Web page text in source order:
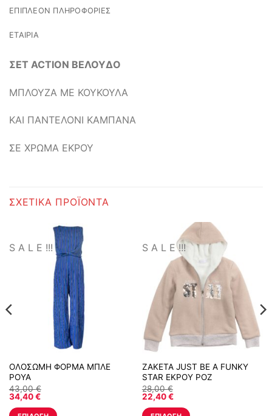
ΕΠΙΠΛΈΟΝ ΠΛΗΡΟΦΟΡΊΕΣ
ΕΤΑΙΡΊΑ
ΣΕΤ ACTION ΒΕΛΟΥΔΟ
ΜΠΛΟΥΖΑ ΜΕ ΚΟΥΚΟΥΛΑ
ΚΑΙ ΠΑΝΤΕΛΟΝΙ ΚΑΜΠΑΝΑ
ΣΕ ΧΡΩΜΑ ΕΚΡΟΥ
ΣΧΕΤΙΚΆ ΠΡΟΪΌΝΤΑ
S A L E !!!
ΟΛΟΣΩΜΗ ΦΟΡΜΑ ΜΠΛΕ
ΡΟΥΑ
43,00€
34,40€
S A L E !!!
ΖΑΚΕΤΑ JUST BE A FUNKY
STAR ΕΚΡΟΥ ΡΟΖ
28,00€
22,40€